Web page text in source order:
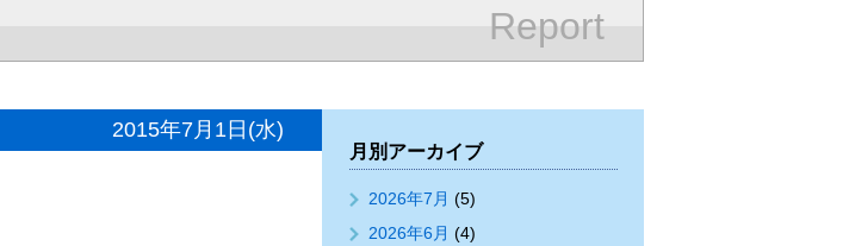
Report
2015年7月1日(水)
月別アーカイブ
2026年7月 (5)
2026年6月 (4)